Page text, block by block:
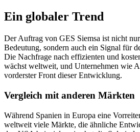
Ein globaler Trend
Der Auftrag von GES Siemsa ist nicht
Bedeutung, sondern auch ein Signal für
Die Nachfrage nach effizienten und
wächst weltweit, und Unternehmen wie
vorderster Front dieser Entwicklung.
Vergleich mit anderen Märkten
Während Spanien in Europa eine
weltweit viele Märkte, die ähnliche